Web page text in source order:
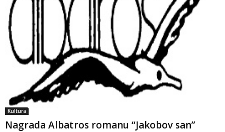
Kultura
Nagrada Albatros romanu “Jakobov san”